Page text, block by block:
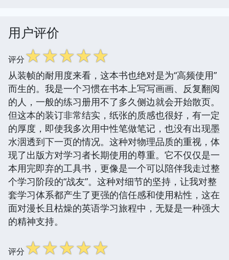
用户评价
评分☆☆☆☆☆
从装帧的耐用度来看，这本书也绝对是为“高频使用”
而生的。我是一个习惯在书本上写写画画、反复翻阅
的人，一般的练习册用不了多久侧边就会开始散页。
但这本的装订非常结实，纸张的质感也很好，有一定
的厚度，即使我多次用中性笔做笔记，也没有出现墨
水洇透到下一页的情况。这种对物理品质的重视，体
现了出版方对学习者长期使用的尊重。它不仅仅是一
本用完即弃的工具书，更像是一个可以陪伴我走过整
个学习阶段的“战友”。这种对细节的坚持，让我对整
套学习体系都产生了更强的信任感和使用粘性，这在
面对漫长且枯燥的英语学习旅程中，无疑是一种强大
的精神支持。
评分☆☆☆☆☆